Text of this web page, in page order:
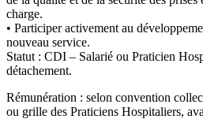
charge.
• Participer activement au
nouveau service.
Statut : CDI – Salarié ou Praticien
détachement.
Rémunération : selon convention
ou grille des Praticiens Hospitaliers,